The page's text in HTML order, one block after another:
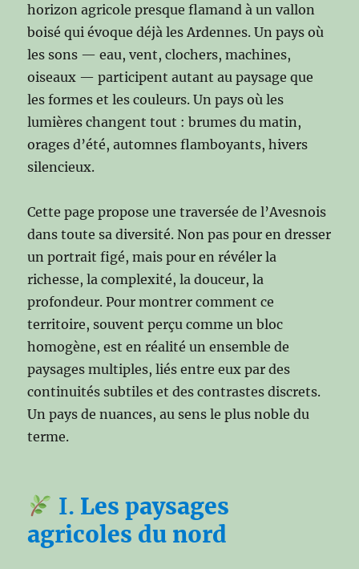
horizon agricole presque flamand à un vallon
boisé qui évoque déjà les Ardennes. Un pays où
les sons — eau, vent, clochers, machines,
oiseaux — participent autant au paysage que
les formes et les couleurs. Un pays où les
lumières changent tout : brumes du matin,
orages d’été, automnes flamboyants, hivers
silencieux.
Cette page propose une traversée de l’Avesnois
dans toute sa diversité. Non pas pour en dresser
un portrait figé, mais pour en révéler la
richesse, la complexité, la douceur, la
profondeur. Pour montrer comment ce
territoire, souvent perçu comme un bloc
homogène, est en réalité un ensemble de
paysages multiples, liés entre eux par des
continuités subtiles et des contrastes discrets.
Un pays de nuances, au sens le plus noble du
terme.
I. Les paysages
agricoles du nord